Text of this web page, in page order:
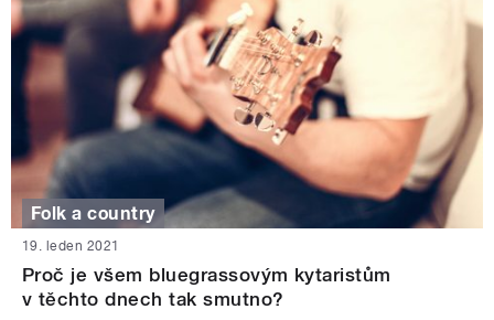
Folk a country
19. leden 2021
Proč je všem bluegrassovým kytaristům
v těchto dnech tak smutno?